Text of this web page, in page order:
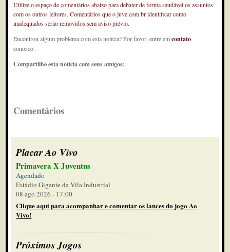
Utilize o espaço de comentários abaixo para debater de forma saudável os assuntos
com os outros leitores. Comentários que o juve.com.br identificar como
inadequados serão removidos sem aviso prévio.
Encontrou algum problema com esta notícia? Por favor, entre emcontato
conosco.
Compartilhe esta notícia com seus amigos:
Comentários
Placar Ao Vivo
Primavera X Juventus
Agendado
Estádio Gigante da Vila Industrial
08 ago 2026 - 17:00
Clique aqui para acompanhar e comentar os lances do jogo Ao
Vivo!
Próximos Jogos